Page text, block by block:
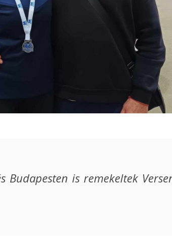
Budapesten is remekeltek